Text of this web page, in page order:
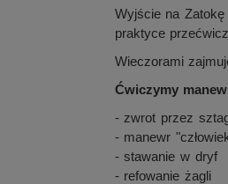
Wyjście na
praktyce
Wieczorami
Ćwiczymy
- zwrot przez
- manewr
- stawanie w dryf
- refowanie żagli